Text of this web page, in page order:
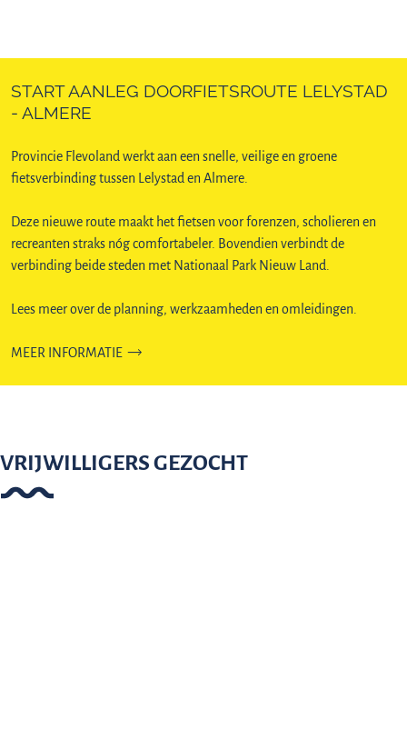
START AANLEG DOORFIETSROUTE LELYSTAD
- ALMERE
Provincie Flevoland werkt aan een snelle, veilige en groene
fietsverbinding tussen Lelystad en Almere.
Deze nieuwe route maakt het fietsen voor forenzen, scholieren en
recreanten straks nóg comfortabeler. Bovendien verbindt de
verbinding beide steden met Nationaal Park Nieuw Land.
Lees meer over de planning, werkzaamheden en omleidingen.
MEER INFORMATIE
VRIJWILLIGERS GEZOCHT